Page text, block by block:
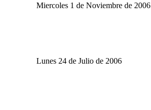
Miercoles 1 de Noviembre de 2006
Lunes 24 de Julio de 2006